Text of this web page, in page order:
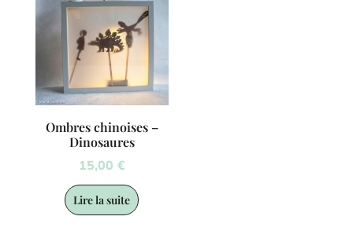
Ombres chinoises –
Dinosaures
15,00 €
Lire la suite